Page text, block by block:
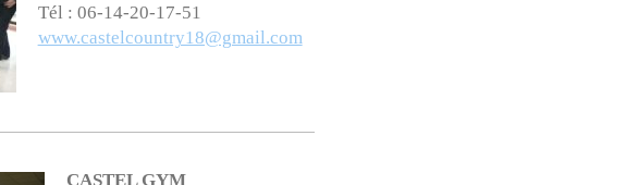
Tél : 06-14-20-17-51
www.castelcountry18@gmail.com
CASTEL GYM